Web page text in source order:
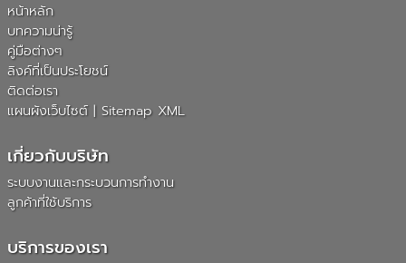
หน้าหลัก
บทความน่ารู้
คู่มือต่างๆ
ลิงค์ที่เป็นประโยชน์
ติดต่อเรา
แผนผังเว็บไซต์| Sitemap XML
เกี่ยวกับบริษัท
ระบบงานและกระบวนการทำงาน
ลูกค้าที่ใช้บริการ
บริการของเรา